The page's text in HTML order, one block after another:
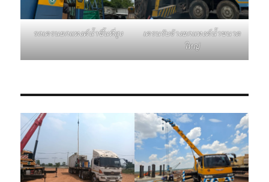
รถเครนยกแทงค์น้ำขึ้นที่สูง
เครนรับจ้างยกแทงค์น้ำขนาด
ใหญ่